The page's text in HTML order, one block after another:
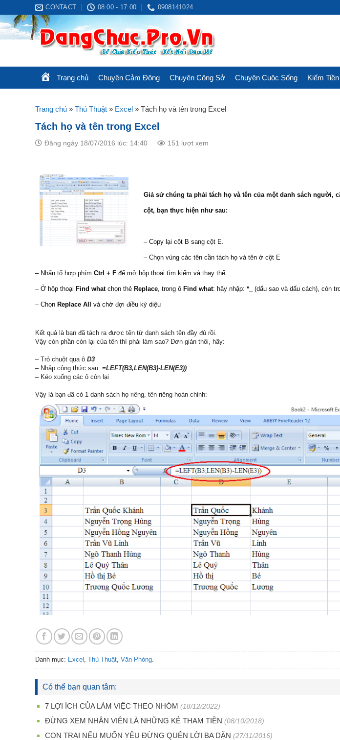
to
content
CONTACT 08:00 - 17:00 0908141024
Trang chủ Chuyện Cảm Động Chuyện Công Sở Chuyện Cuộc Sống Kiếm
Trang chủ » Thủ Thuật » Excel » Tách họ và tên trong Excel
Tách họ và tên trong Excel
Đăng ngày 18/07/2016 lúc: 14:40 151 lượt xem
Giả sử chúng ta phải tách họ và tên của một danh sách người,
cột, bạn thực hiện như sau:
– Copy lại cột B sang cột E.
– Chọn vùng các tên cần tách họ và tên ở cột E
– Nhấn tổ hợp phím Ctrl + F để mở hộp thoại tìm kiếm và thay thế
– Ở hộp thoại Find whatchọn thẻ Replace, trong ô Find what: hãy nhập: *_ (dấu sao và dấu cách), còn
– Chọn Replace All và chờ đợi điều kỳ diệu
Kết quả là bạn đã tách ra được tên từ danh sách tên đầy đủ rồi.
Vậy còn phần còn lại của tên thì phải làm sao? Đơn giản thôi, hãy:
– Trỏ chuột qua ô D3
– Nhập công thức sau: =LEFT(B3,LEN(B3)-LEN(E3))
– Kéo xuống các ô còn lại
Vậy là bạn đã có 1 danh sách họ riêng, tên riêng hoàn chỉnh:
Danh mục: Excel , Thủ Thuật, Văn Phòng.
Có thể bạn quan tâm:
7 LỢI ÍCH CỦA LÀM VIỆC THEO NHÓM (18/12/2022)
ĐỪNG XEM NHÂN VIÊN LÀ NHỮNG KẺ THAM TIỀN (08/10/2018)
CON TRAI NẾU MUỐN YÊU ĐỪNG QUÊN LỜI BA DẶN (27/11/2016)